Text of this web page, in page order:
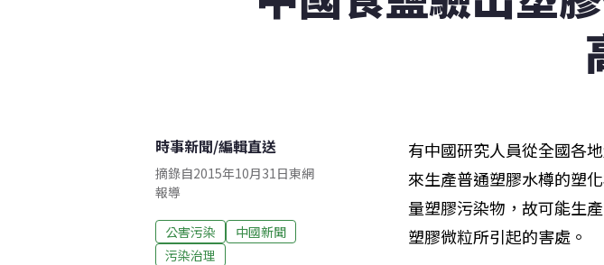
時事新聞/編輯直送
摘錄自2015年10月31日東網
報導
公害污染
中國新聞
污染治理
有中國研究人員從全國各
來生產普通塑膠水樽的塑
量塑膠污染物，故可能生
塑膠微粒所引起的害處。